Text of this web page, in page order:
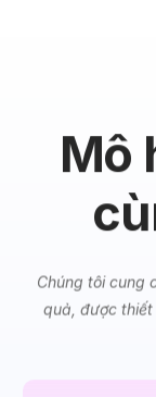
Mô
Chúng tôi cung
quả, được thiết